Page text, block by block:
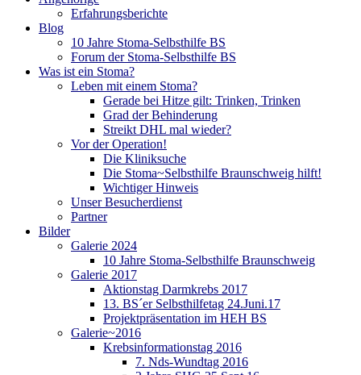
Erfahrungsberichte
Blog
10 Jahre Stoma-Selbsthilfe BS
Forum der Stoma-Selbsthilfe BS
Was ist ein Stoma?
Leben mit einem Stoma?
Gerade bei Hitze gilt: Trinken, Trinken
Grad der Behinderung
Streikt DHL mal wieder?
Vor der Operation!
Die Kliniksuche
Die Stoma~Selbsthilfe Braunschweig hilft!
Wichtiger Hinweis
Unser Besucherdienst
Partner
Bilder
Galerie 2024
10 Jahre Stoma-Selbsthilfe Braunschweig
Galerie 2017
Aktionstag Darmkrebs 2017
13. BS´er Selbsthilfetag 24.Juni.17
Projektpräsentation im HEH BS
Galerie~2016
Krebsinformationstag 2016
7. Nds-Wundtag 2016